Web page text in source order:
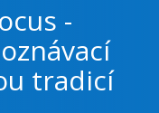
-
tradicí